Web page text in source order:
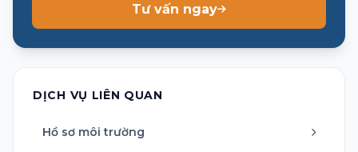
Tư vấn ngay
DỊCH VỤ LIÊN QUAN
Hồ sơ môi trường